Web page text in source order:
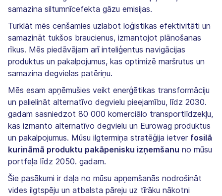
samazina siltumnīcefekta gāzu emisijas.
Turklāt mēs cenšamies uzlabot loģistikas efektivitāti un
samazināt tukšos braucienus, izmantojot plānošanas
rīkus. Mēs piedāvājam arī inteliģentus navigācijas
produktus un pakalpojumus, kas optimizē maršrutus un
samazina degvielas patēriņu.
Mēs esam apņēmušies veikt enerģētikas transformāciju
un palielināt alternatīvo degvielu pieejamību, līdz 2030.
gadam sasniedzot 80 000 komerciālo transportlīdzekļu,
kas izmanto alternatīvo degvielu un Eurowag produktus
un pakalpojumus. Mūsu ilgtermiņa stratēģija ietver fosilā
kurināmā produktu pakāpenisku izņemšanu no mūsu
portfeļa līdz 2050. gadam.
Šie pasākumi ir daļa no mūsu apņemšanās nodrošināt
vides ilgtspēju un atbalsta pāreju uz tīrāku nākotni